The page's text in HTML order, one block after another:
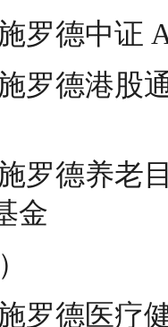
罗德中证
金